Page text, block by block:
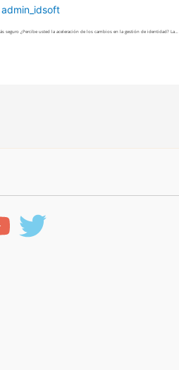
admin_idsoft
seguro ¿Percibe usted la aceleración de los cambios en la gestión de identidad? La…